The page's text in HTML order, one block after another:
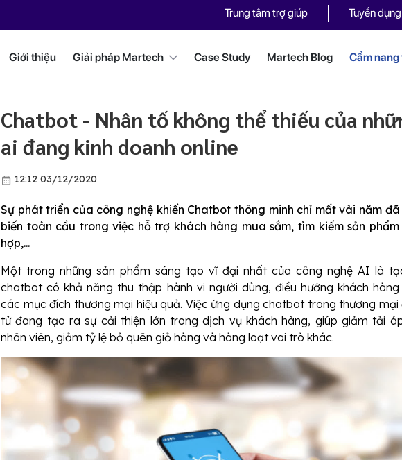
Trung tâm trợ giúp Tuyển dụng
Giới thiệu Giải pháp Martech Case Study Martech Blog Cẩm
Chatbot - Nhân tố không thể thiếu của
ai đang kinh doanh online
12:12 03/12/2020
Sự phát triển của công nghệ khiến Chatbot thông minh chỉ mất vài năm đã
biến toàn cầu trong việc hỗ trợ khách hàng mua sắm, tìm kiếm sản phẩm
hợp,...
Một trong những sản phẩm sáng tạo vĩ đại nhất của công nghệ AI là
chatbot có khả năng thu thập hành vi người dùng, điều hướng khách
các mục đích thương mại hiệu quả. Việc ứng dụng chatbot trong thương mại
tử đang tạo ra sự cải thiện lớn trong dịch vụ khách hàng, giúp giảm tải
nhân viên, giảm tỷ lệ bỏ quên giỏ hàng và hàng loạt vai trò khác.